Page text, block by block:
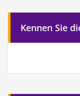
Kennen Sie